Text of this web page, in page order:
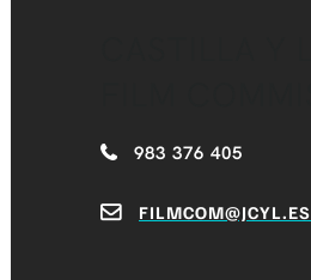
983 376 405
FILMCOM@JCYL.ES